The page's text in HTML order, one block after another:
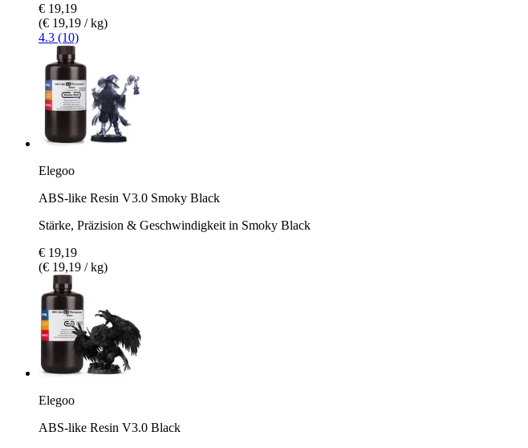
€ 19,19
(€ 19,19 / kg)
4.3 (10)
Elegoo
ABS-like Resin V3.0 Smoky Black
Stärke, Präzision & Geschwindigkeit in Smoky Black
€ 19,19
(€ 19,19 / kg)
Elegoo
ABS-like Resin V3.0 Black